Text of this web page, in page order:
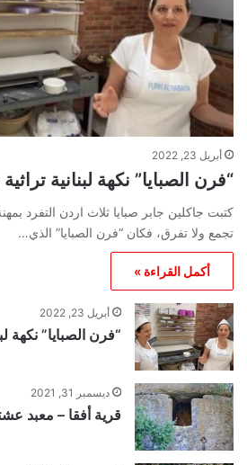
أبريل 23, 2022
“فرن الصبايا” نكهة لبنانية
كتبت جاكلين جابر صبايا ثلاث اردن التفرد
تجمع ولا تفرق، فكان “فرن الصبايا” الذي…
أكمل القراءة »
أبريل 23, 2022
“فرن الصبايا” نكهة
ديسمبر 31, 2021
قرية أفقا – معبد